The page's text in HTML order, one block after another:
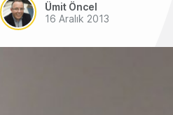
Ümit Öncel
16 Aralık 2013